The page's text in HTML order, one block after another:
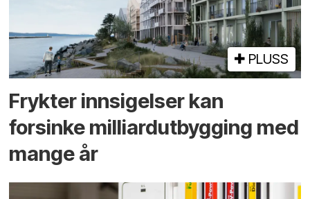
PLUSS
Frykter innsigelser kan
forsinke milliard­utbygging med
mange år